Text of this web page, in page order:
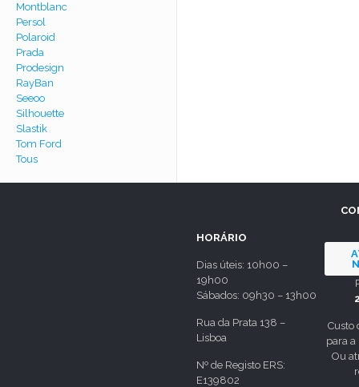
Montblanc
Persol
Polaroid
Prada
Prodesign
RayBan
Seeoo
Silhouette
Slastik
Tom Ford
Tous
HORÁRIO
Dias úteis: 10h00 –
19h00
Sábados: 09h30 – 13h00
Rua da Prata 138 –
Lisboa
Nº de Registo ERS:
E139802
Custo
para
Ou